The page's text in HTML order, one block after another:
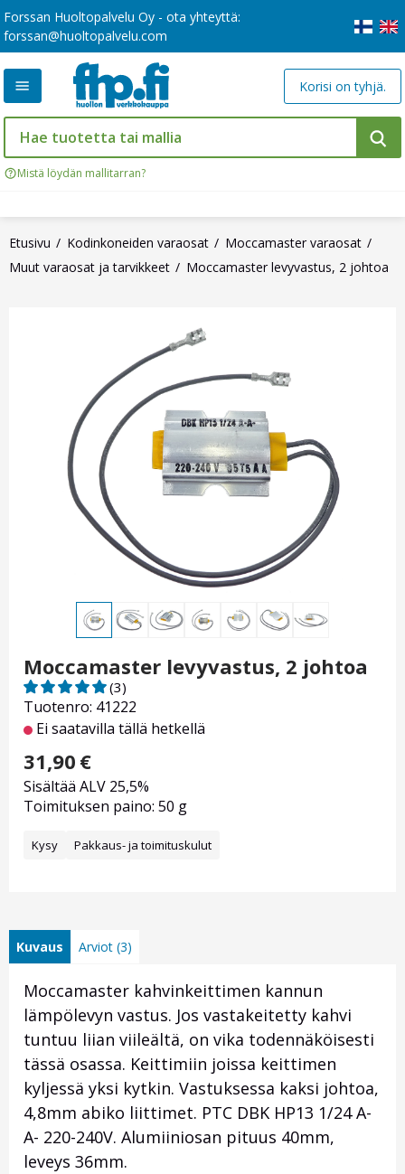
Forssan Huoltopalvelu Oy - ota yhteyttä:
forssan@huoltopalvelu.com
Mistä löydän mallitarran?
Korisi on tyhjä.
Etusivu Kodinkoneiden varaosat
Moccamaster varaosat
Muut varaosat ja tarvikkeet
Moccamaster levyvastus, 2 johtoa
Moccamaster levyvastus, 2 johtoa
Tuotenro: 41222
(3)
Ei saatavilla tällä hetkellä
31,90 €
Sisältää ALV 25,5%
Toimituksen paino: 50 g
Kysy Pakkaus- ja toimituskulut
Kuvaus Arviot (3)
Moccamaster kahvinkeittimen kannun
lämpölevyn vastus. Jos vastakeitetty kahvi
tuntuu liian viileältä, on vika todennäköisesti
tässä osassa. Keittimiin joissa keittimen
kyljessä yksi kytkin. Vastuksessa kaksi johtoa,
4,8mm abiko liittimet. PTC DBK HP13 1/24 A-
A- 220-240V. Alumiiniosan pituus 40mm,
leveys 36mm.